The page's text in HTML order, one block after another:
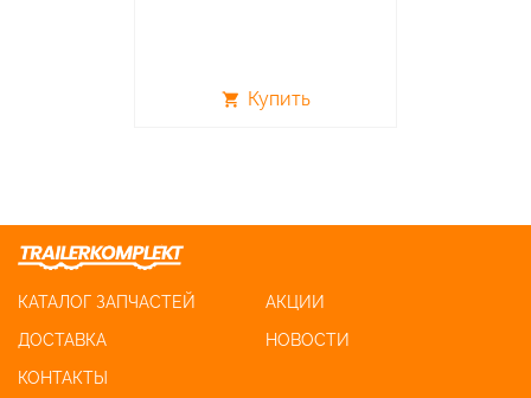
shopping_cart Купить
КАТАЛОГ ЗАПЧАСТЕЙ
АКЦИИ
ДОСТАВКА
НОВОСТИ
КОНТАКТЫ